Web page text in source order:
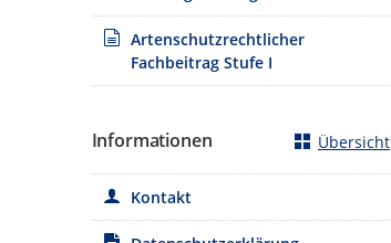
Artenschutzrechtlicher
Fachbeitrag Stufe I
Informationen Übersicht
Kontakt